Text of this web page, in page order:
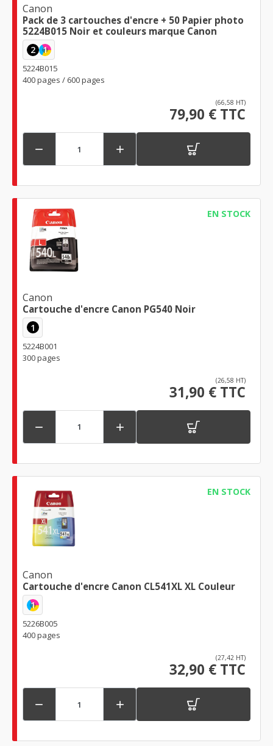
Canon
Pack de 3 cartouches d'encre + 50 Papier photo
5224B015 Noir et couleurs marque Canon
2 1
5224B015
400 pages / 600 pages
(66,58 HT)
79,90 € TTC
 
EN STOCK
Canon
Cartouche d'encre Canon PG540 Noir
1
5224B001
300 pages
(26,58 HT)
31,90 € TTC
 
EN STOCK
Canon
Cartouche d'encre Canon CL541XL XL Couleur
1
5226B005
400 pages
(27,42 HT)
32,90 € TTC
 